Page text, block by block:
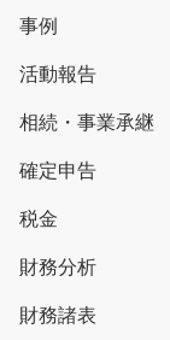
事例
活動報告
相続・事業承継
確定申告
税金
財務分析
財務諸表